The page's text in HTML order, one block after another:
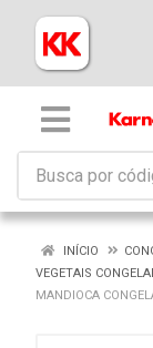
INÍCIO
VEGETAIS
MANDIOCA